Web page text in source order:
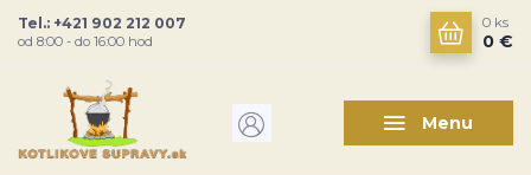
Menu
Tel.: +421 902 212 007
od 8:00 - do 16:00 hod
0 ks
0 €